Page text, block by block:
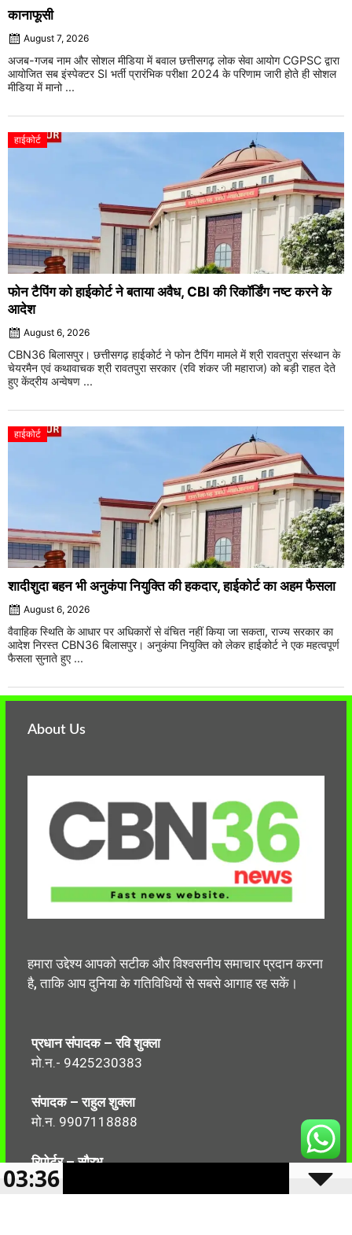
कानाफूसी
August 7, 2026
अजब-गजब नाम और सोशल मीडिया में बवाल छत्तीसगढ़ लोक सेवा आयोग CGPSC द्वारा
आयोजित सब इंस्पेक्टर SI भर्ती प्रारंभिक परीक्षा 2024 के परिणाम जारी होते ही सोशल
मीडिया में मानो ...
हाईकोर्ट
फोन टैपिंग को हाईकोर्ट ने बताया अवैध, CBI की रिकॉर्डिंग नष्ट करने के
आदेश
August 6, 2026
CBN36 बिलासपुर। छत्तीसगढ़ हाईकोर्ट ने फोन टैपिंग मामले में श्री रावतपुरा संस्थान के
चेयरमैन एवं कथावाचक श्री रावतपुरा सरकार (रवि शंकर जी महाराज) को बड़ी राहत देते
हुए केंद्रीय अन्वेषण ...
हाईकोर्ट
शादीशुदा बहन भी अनुकंपा नियुक्ति की हकदार, हाईकोर्ट का अहम फैसला
August 6, 2026
वैवाहिक स्थिति के आधार पर अधिकारों से वंचित नहीं किया जा सकता, राज्य सरकार का
आदेश निरस्त CBN36 बिलासपुर। अनुकंपा नियुक्ति को लेकर हाईकोर्ट ने एक महत्वपूर्ण
फैसला सुनाते हुए ...
About Us
हमारा उद्देश्य आपको सटीक और विश्वसनीय समाचार प्रदान करना
है, ताकि आप दुनिया के गतिविधियों से सबसे आगाह रह सकें।
प्रधान संपादक – रवि शुक्ला
मो.न.- 9425230383
संपादक – राहुल शुक्ला
मो.न. 9907118888
रिपोर्टर – सौरभ
मो.न.-7499999906
03:36